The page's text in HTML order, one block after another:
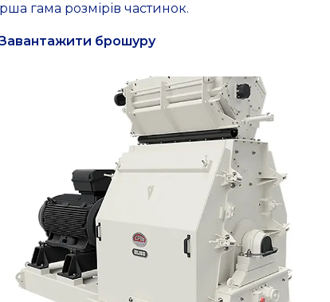
гама розмірів частинок.
брошуру